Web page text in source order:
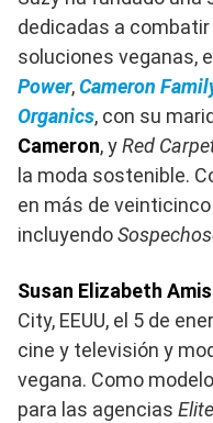
dedicadas a
soluciones veganas,
Power,Cameron
Organics, con su
Cameron, yRed
la moda sostenible.
en más de
incluyendo
Susan Elizabeth
City, EEUU, el 5 de
cine y televisión y
vegana. Como
para las agencias